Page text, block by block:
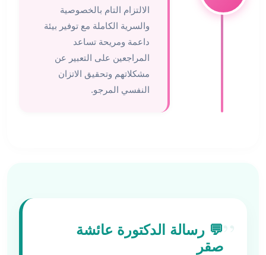
الالتزام التام بالخصوصية
والسرية الكاملة مع توفير بيئة
داعمة ومريحة تساعد
المراجعين على التعبير عن
مشكلاتهم وتحقيق الاتزان
النفسي المرجو.
”💬 رسالة الدكتورة عائشة
صقر